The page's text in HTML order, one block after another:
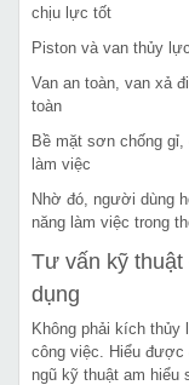
chịu lực tốt
Piston và van thủy
Van an toàn, van xả
toàn
Bề mặt sơn chống
làm việc
Nhờ đó, người dùng
năng làm việc trong
Tư vấn kỹ
dụng
Không phải kích
công việc. Hiểu được
ngũ kỹ thuật am hiểu